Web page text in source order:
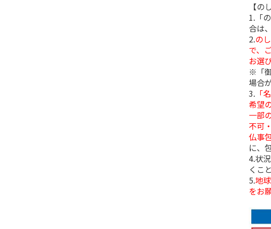
【の
1.「
合は
2.の
で、
お選
※「
場合
3. 「
希望
一部
不可
仏事
に、
4.状
くこ
5.地
をお